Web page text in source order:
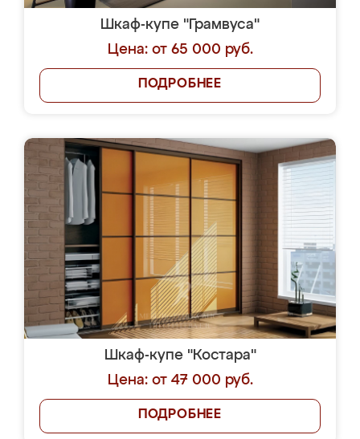
Шкаф-купе "Грамвуса"
Цена: от 65 000 руб.
ПОДРОБНЕЕ
Шкаф-купе "Костара"
Цена: от 47 000 руб.
ПОДРОБНЕЕ